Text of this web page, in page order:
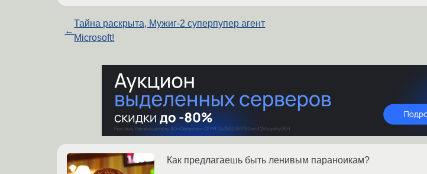
←
Тайна раскрыта, Мужиг-2 суперпупер агент
Microsoft!
Как предлагаешь быть ленивым параноикам?